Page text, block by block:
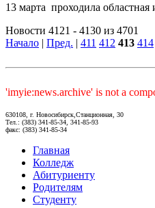
13 марта проходила областная
Новости 4121 - 4130 из 4701
Начало | Пред. | 411 412 413 414
'imyie:news.archive' is not a
630108, г. Новосибирск,Станционная, 30
Тел.: (383) 341-85-34, 341-85-93
факс: (383) 341-85-34
Главная
Колледж
Абитуриенту
Родителям
Студенту